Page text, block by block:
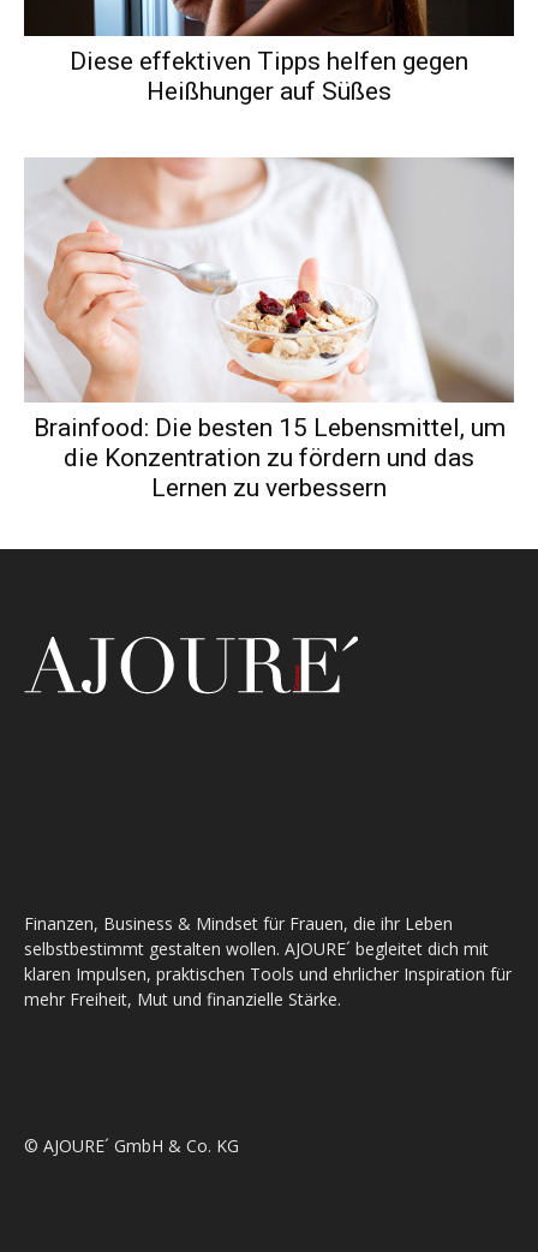
Diese effektiven Tipps helfen gegen
Heißhunger auf Süßes
Brainfood: Die besten 15 Lebensmittel, um
die Konzentration zu fördern und das
Lernen zu verbessern
Finanzen, Business & Mindset für Frauen, die ihr Leben
selbstbestimmt gestalten wollen. AJOURE´ begleitet dich mit
klaren Impulsen, praktischen Tools und ehrlicher Inspiration für
mehr Freiheit, Mut und finanzielle Stärke.
© AJOURE´ GmbH & Co. KG